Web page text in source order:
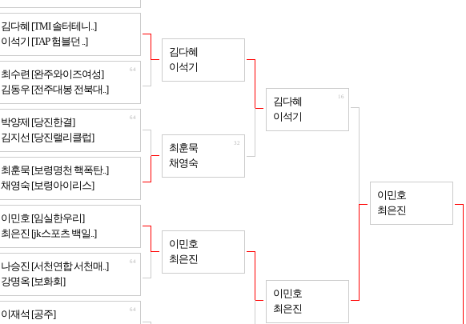
김다혜 [TMI 솔터테니..]
이석기 [TAP 험블던 ..]
최수련 [완주와이즈여성]
김동우 [전주대봉 전북대..]
64
박양제 [당진한결]
김지선 [당진랠리클럽]
64
최훈묵 [보령명천 핵폭탄..]
채영숙 [보령아이리스]
이민호 [임실한우리]
최은진 [jk스포츠 백일..]
나승진 [서천연합 서천매..]
강명옥 [보화회]
64
이재석 [공주]
64
김다혜
이석기
최훈묵
채영숙
32
이민호
최은진
김다혜
이석기
16
이민호
최은진
이민호
최은진